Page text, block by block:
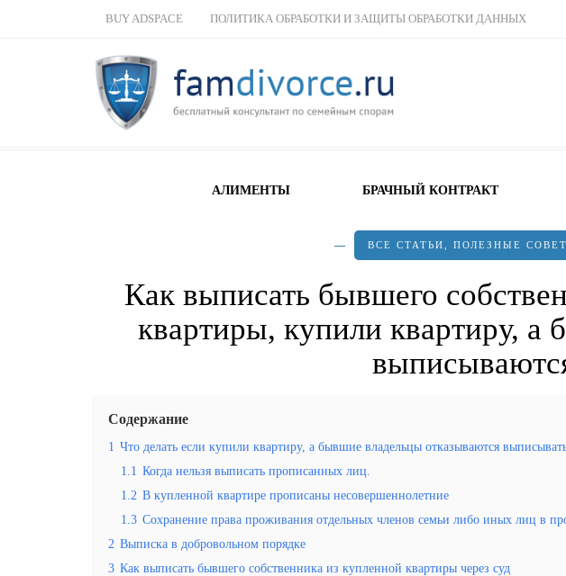
BUY ADSPACE ПОЛИТИКА ОБРАБОТКИ И ЗАЩИТЫ ОБРАБОТКИ ДАННЫХ
АЛИМЕНТЫ БРАЧНЫЙ КОНТРАКТ
ВСЕ СТАТЬИ ,ПОЛЕЗНЫЕ
Как выписать бывшего
квартиры, купили квартиру, а
Содержание
1 Что делать если купили квартиру, а бывшие владельцы отказываются
1.1 Когда нельзя выписать прописанных лиц.
1.2 В купленной квартире прописаны несовершеннолетние
1.3 Сохранение права проживания отдельных членов семьи либо иных лиц в
2 Выписка в добровольном порядке
3 Как выписать бывшего собственника из купленной квартиры через суд